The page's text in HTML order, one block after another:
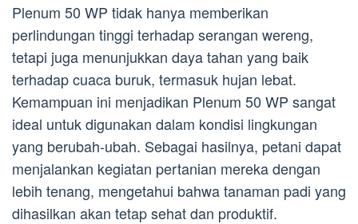
Plenum 50 WP tidak hanya memberikan
perlindungan tinggi terhadap serangan wereng,
tetapi juga menunjukkan daya tahan yang baik
terhadap cuaca buruk, termasuk hujan lebat.
Kemampuan ini menjadikan Plenum 50 WP sangat
ideal untuk digunakan dalam kondisi lingkungan
yang berubah-ubah. Sebagai hasilnya, petani dapat
menjalankan kegiatan pertanian mereka dengan
lebih tenang, mengetahui bahwa tanaman padi yang
dihasilkan akan tetap sehat dan produktif.